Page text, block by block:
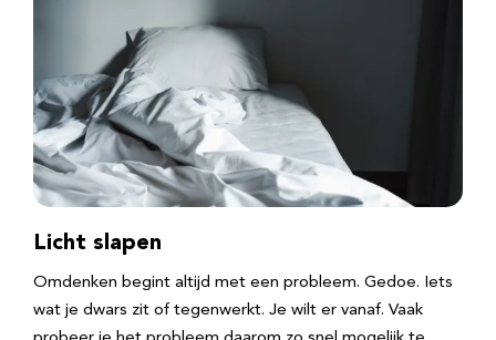
Licht slapen
Omdenken begint altijd met een probleem. Gedoe. Iets
wat je dwars zit of tegenwerkt. Je wilt er vanaf. Vaak